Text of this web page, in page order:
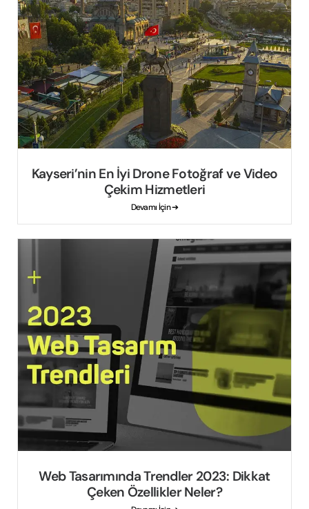
Kayseri’nin En İyi Drone Fotoğraf ve Video
Çekim Hizmetleri
Devamı İçin ➔
Web Tasarımında Trendler 2023: Dikkat
Çeken Özellikler Neler?